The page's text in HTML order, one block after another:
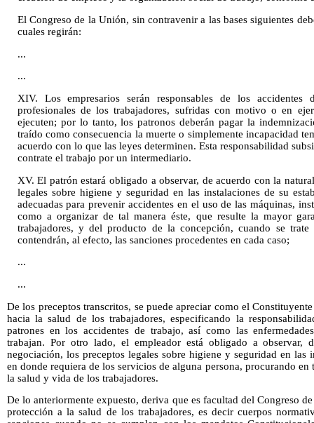
El Congreso de la Unión, sin contravenir a las bases siguientes
cuales regirán:
...
...
XIV. Los empresarios serán responsables de los
profesionales de los trabajadores, sufridas con motivo o en
ejecuten; por lo tanto, los patronos deberán pagar la
traído como consecuencia la muerte o simplemente incapacidad
acuerdo con lo que las leyes determinen. Esta responsabilidad
contrate el trabajo por un intermediario.
XV. El patrón estará obligado a observar, de acuerdo con la
legales sobre higiene y seguridad en las instalaciones de su
adecuadas para prevenir accidentes en el uso de las máquinas,
como a organizar de tal manera éste, que resulte la mayor
trabajadores, y del producto de la concepción, cuando se trate
contendrán, al efecto, las sanciones procedentes en cada caso;
...
...
De los preceptos transcritos, se puede apreciar como el
hacia la salud de los trabajadores, especificando la
patrones en los accidentes de trabajo, así como las
trabajan. Por otro lado, el empleador está obligado a observar,
negociación, los preceptos legales sobre higiene y seguridad en las
en donde requiera de los servicios de alguna persona, procurando
la salud y vida de los trabajadores.
De lo anteriormente expuesto, deriva que es facultad del Congreso
protección a la salud de los trabajadores, es decir cuerpos